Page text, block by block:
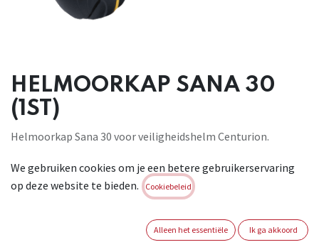
HELMOORKAP SANA 30
(1ST)
Helmoorkap Sana 30 voor veiligheidshelm Centurion.
30dB).
Brand:
Login of registreer om verder te
We gebruiken cookies om je een betere gebruikerservaring
op deze website te bieden.
Cookiebeleid
Alleen het essentiële Ik ga akkoord